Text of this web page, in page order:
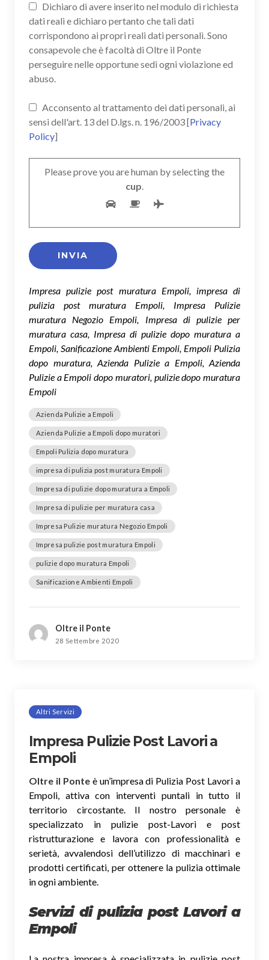
Dichiaro di avere inserito nel modulo di richiesta
dati reali e dichiaro pertanto che tali dati
corrispondono ai propri reali dati personali. Sono
consapevole che è facoltà di Oltre il Ponte
perseguire nelle opportune sedi ogni violazione ed
abuso.
Acconsento al trattamento dei dati personali, ai
sensi dell'art. 13 del D.lgs. n. 196/2003 [Privacy
Policy]
Please prove you are human by selecting the
cup.
Impresa pulizie post muratura Empoli, impresa di
pulizia post muratura Empoli, Impresa Pulizie
muratura Negozio Empoli, Impresa di pulizie per
muratura casa, Impresa di pulizie dopo muratura a
Empoli, Sanificazione Ambienti Empoli, Empoli Pulizia
dopo muratura, Azienda Pulizie a Empoli, Azienda
Pulizie a Empoli dopo muratori, pulizie dopo muratura
Empoli
Azienda Pulizie a Empoli
Azienda Pulizie a Empoli dopo muratori
Empoli Pulizia dopo muratura
impresa di pulizia post muratura Empoli
Impresa di pulizie dopo muratura a Empoli
Impresa di pulizie per muratura casa
Impresa Pulizie muratura Negozio Empoli
Impresa pulizie post muratura Empoli
pulizie dopo muratura Empoli
Sanificazione Ambienti Empoli
Oltre il Ponte
28 Settembre 2020
Altri Servizi
Impresa Pulizie Post Lavori a
Empoli
Oltre il Ponteè un’impresa di Pulizia Post Lavori a
Empoli, attiva con interventi puntali in tutto il
territorio circostante. Il nostro personale è
specializzato in pulizie post-Lavori e post
ristrutturazione e lavora con professionalità e
serietà, avvalendosi dell’utilizzo di macchinari e
prodotti certificati, per ottenere la pulizia ottimale
in ogni ambiente.
Servizi di pulizia post Lavori a
Empoli